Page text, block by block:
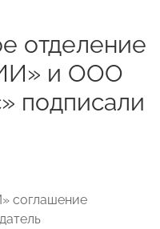
отделение
и ООО
подписали
соглашение